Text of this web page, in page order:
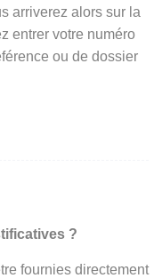
arriverez alors sur la
entrer votre numéro
ou de dossier
?
fournies directement